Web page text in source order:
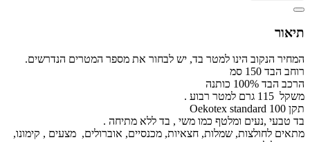
תיאור
המחיר הנקוב הינו למטר בד, יש לבחור את מספר המטרים הנדרשים.
רוחב הבד 150 סמ
הרכב הבד 100% כותנה
משקל 115 גרם למטר רבוע .
תקן Oekotex standard 100
בד טבעי ,נעים ומלטף כמו משי , בד ללא מתיחה .
מתאים לחולצות, שמלות, חצאיות, מכנסיים, אוברולים, מצעים , קימונו,